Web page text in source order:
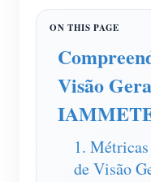
IAMMETER
Medidor
Sistema de
Aplicações
Monitor de
Loja
Visão
1.
de Visão